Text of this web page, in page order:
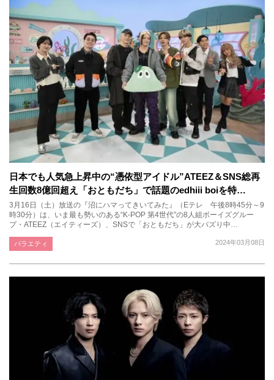
日本でも人気急上昇中の“憑依型アイドル”ATEEZ＆SNS総再
生回数8億回超え「おともだち」で話題のedhiii boiを特…
3月16日（土）放送の『沼にハマってきいてみた』（Eテレ 午後8時45分～9
時30分）は、いま最も勢いのある“K-POP 第4世代”の8人組ボーイズグルー
プ・ATEEZ（エイティーズ）、SNSで「おともだち」が大バズり中…
2024年03月08日
バラエティ